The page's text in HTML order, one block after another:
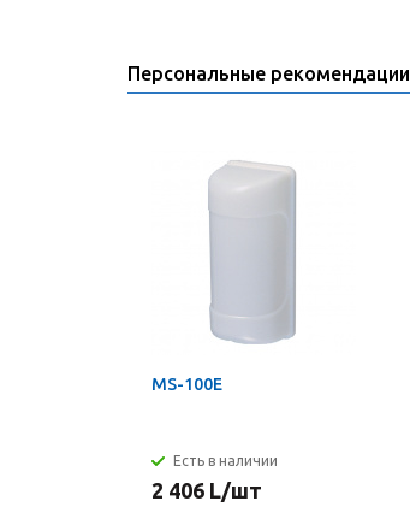
Персональные рекомендации
MS-100E
Есть в наличии
2 406 L/шт